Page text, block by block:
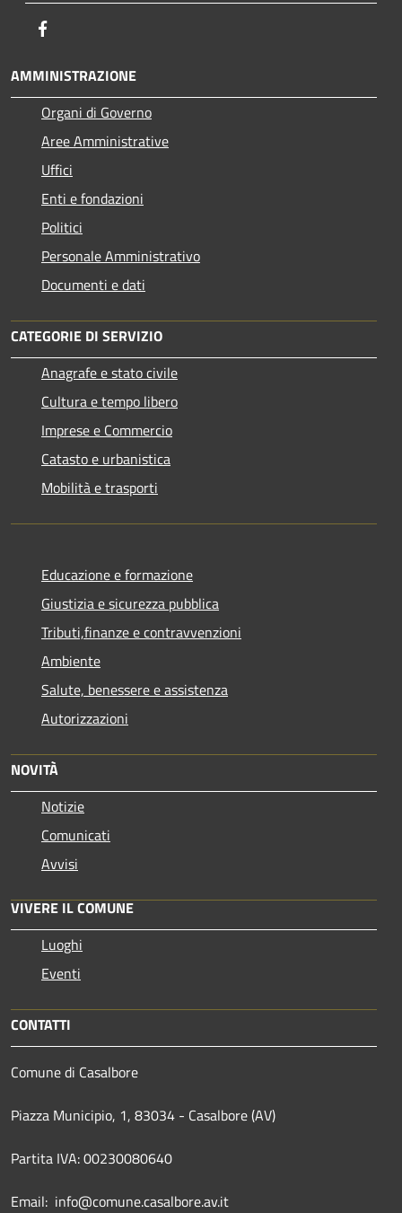
AMMINISTRAZIONE
Organi di Governo
Aree Amministrative
Uffici
Enti e fondazioni
Politici
Personale Amministrativo
Documenti e dati
CATEGORIE DI SERVIZIO
Anagrafe e stato civile
Cultura e tempo libero
Imprese e Commercio
Catasto e urbanistica
Mobilità e trasporti
Educazione e formazione
Giustizia e sicurezza pubblica
Tributi,finanze e contravvenzioni
Ambiente
Salute, benessere e assistenza
Autorizzazioni
NOVITÀ
Notizie
Comunicati
Avvisi
VIVERE IL COMUNE
Luoghi
Eventi
CONTATTI
Comune di Casalbore
Piazza Municipio, 1, 83034 - Casalbore (AV)
Partita IVA: 00230080640
Email: info@comune.casalbore.av.it